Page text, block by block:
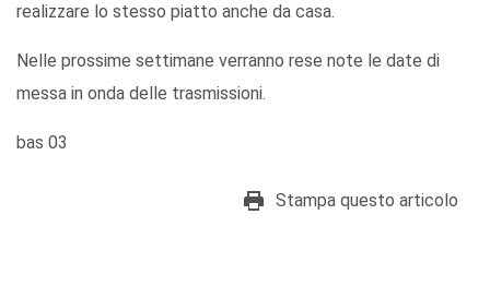
realizzare lo stesso piatto anche da casa.
Nelle prossime settimane verranno rese note le date di
messa in onda delle trasmissioni.
bas 03
Stampa questo articolo